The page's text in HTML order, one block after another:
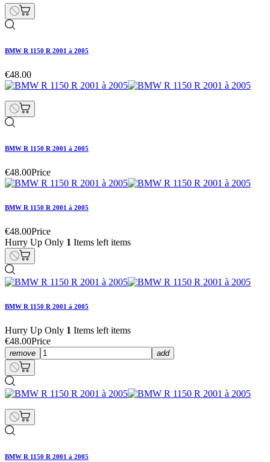
BMW R 1150 R 2001 à 2005
€48.00
BMW R 1150 R 2001 à 2005
€48.00Price
BMW R 1150 R 2001 à 2005
€48.00Price
Hurry Up Only 1 Items left items
BMW R 1150 R 2001 à 2005
Hurry Up Only 1 Items left items
€48.00Price
remove add
BMW R 1150 R 2001 à 2005